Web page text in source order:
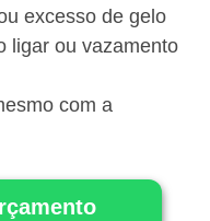
excesso de gelo
ligar ou vazamento
com a